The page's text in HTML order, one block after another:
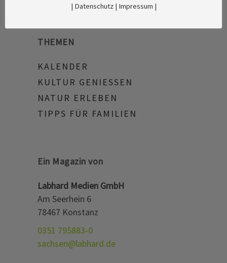
THEMEN
KALENDER
KULTUR GENIESSEN
NATUR ERLEBEN
TIPPS FÜR FAMILIEN
Ein Magazin von
Labhard Medien GmbH
Am Seerhein 6
78467 Konstanz
0351 795883-0
sachsen@labhard.de
| Datenschutz| Impressum |